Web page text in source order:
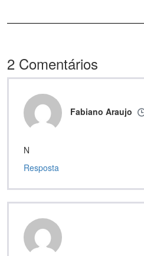
2 Comentários
Fabiano Araujo
N
Resposta